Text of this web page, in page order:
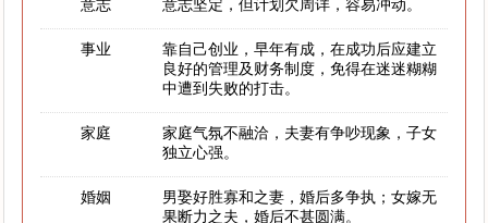
意志 意志坚定，但计划欠周详，容易冲动。
事业
靠自己创业，早年有成，在成功后应建立
良好的管理及财务制度，免得在迷迷糊糊
中遭到失败的打击。
家庭
家庭气氛不融洽，夫妻有争吵现象，子女
独立心强。
婚姻
男娶好胜寡和之妻，婚后多争执；女嫁无
果断力之夫，婚后不甚圆满。